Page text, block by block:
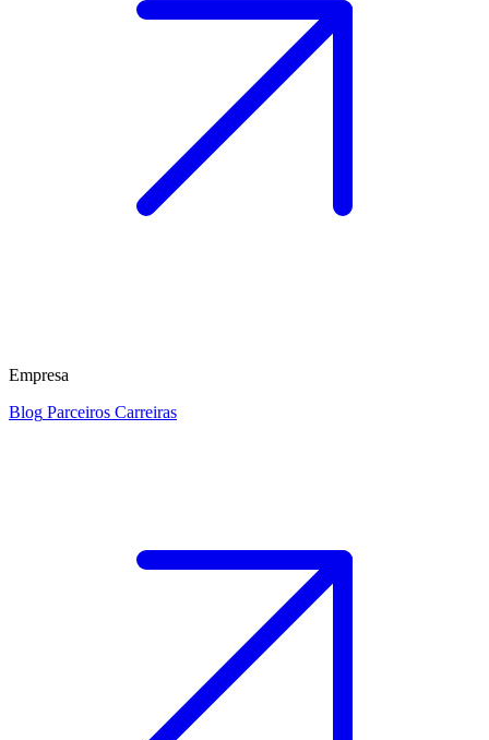
Empresa
Blog Parceiros Carreiras